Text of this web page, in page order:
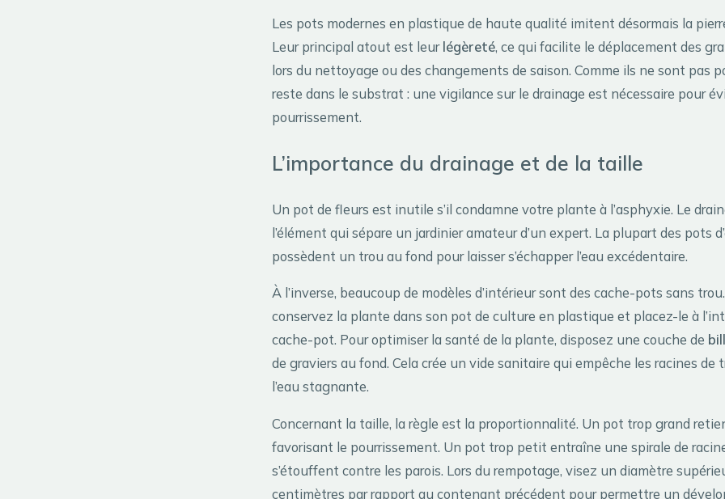
Les pots modernes en plastique de haute qualité imitent désormais la
Leur principal atout est leurlégèreté, ce qui facilite le déplacement des
lors du nettoyage ou des changements de saison. Comme ils ne sont pas
reste dans le substrat : une vigilance sur le drainage est nécessaire pour
pourrissement.
L’importance du drainage et de la taille
Un pot de fleurs est inutile s’il condamne votre plante à l’asphyxie. Le
l’élément qui sépare un jardinier amateur d’un expert. La plupart des pots
possèdent un trou au fond pour laisser s’échapper l’eau excédentaire.
À l’inverse, beaucoup de modèles d’intérieur sont des cache-pots sans
conservez la plante dans son pot de culture en plastique et placez-le à
cache-pot. Pour optimiser la santé de la plante, disposez une couche de
de graviers au fond. Cela crée un vide sanitaire qui empêche les racines de
l’eau stagnante.
Concernant la taille, la règle est la proportionnalité. Un pot trop grand
favorisant le pourrissement. Un pot trop petit entraîne une spirale de
s’étouffent contre les parois. Lors du rempotage, visez un diamètre
centimètres par rapport au contenant précédent pour permettre un